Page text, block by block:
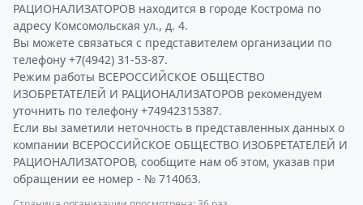
РАЦИОНАЛИЗАТОРОВ находится в городе Кострома по
адресу Комсомольская ул., д. 4.
Вы можете связаться с представителем организации по
телефону +7(4942) 31-53-87.
Режим работы ВСЕРОССИЙСКОЕ ОБЩЕСТВО
ИЗОБРЕТАТЕЛЕЙ И РАЦИОНАЛИЗАТОРОВ рекомендуем
уточнить по телефону +74942315387.
Если вы заметили неточность в представленных данных о
компании ВСЕРОССИЙСКОЕ ОБЩЕСТВО ИЗОБРЕТАТЕЛЕЙ И
РАЦИОНАЛИЗАТОРОВ, сообщите нам об этом, указав при
обращении ее номер - № 714063.